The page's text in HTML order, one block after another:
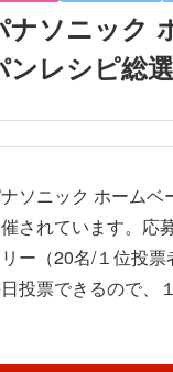
ナソニック
ンレシピ総
ソニック ホーム
されています。応
ー（20名/１位投
投票できるので、